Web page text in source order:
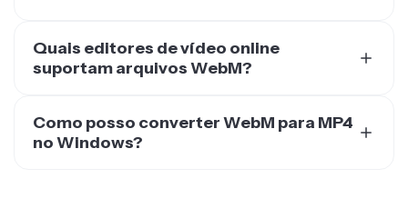
suportam arquivos WebM?
que o Kapwing é totalmente online, o que significa que
você não precisa baixar nenhum software que deixe
no Windows?